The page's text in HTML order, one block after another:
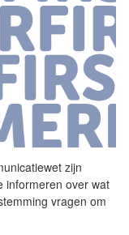
zijn
informeren over wat
vragen om